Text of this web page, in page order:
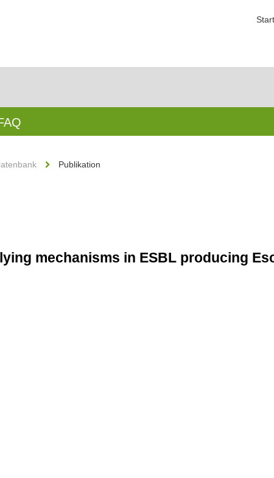
Publikation
mechanisms in ESBL producing